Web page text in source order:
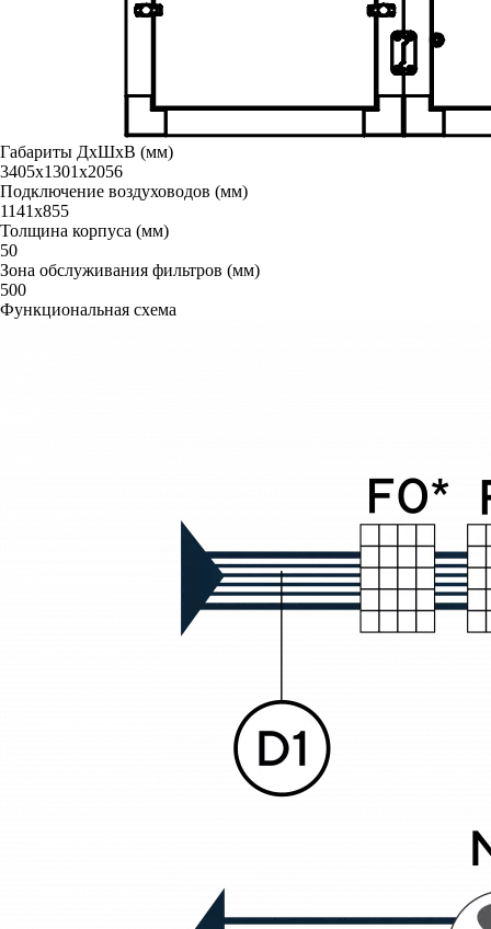
Габариты ДxШxВ (мм)
3405х1301х2056
Подключение воздуховодов (мм)
1141x855
Толщина корпуса (мм)
50
Зона обслуживания фильтров (мм)
500
Функциональная схема